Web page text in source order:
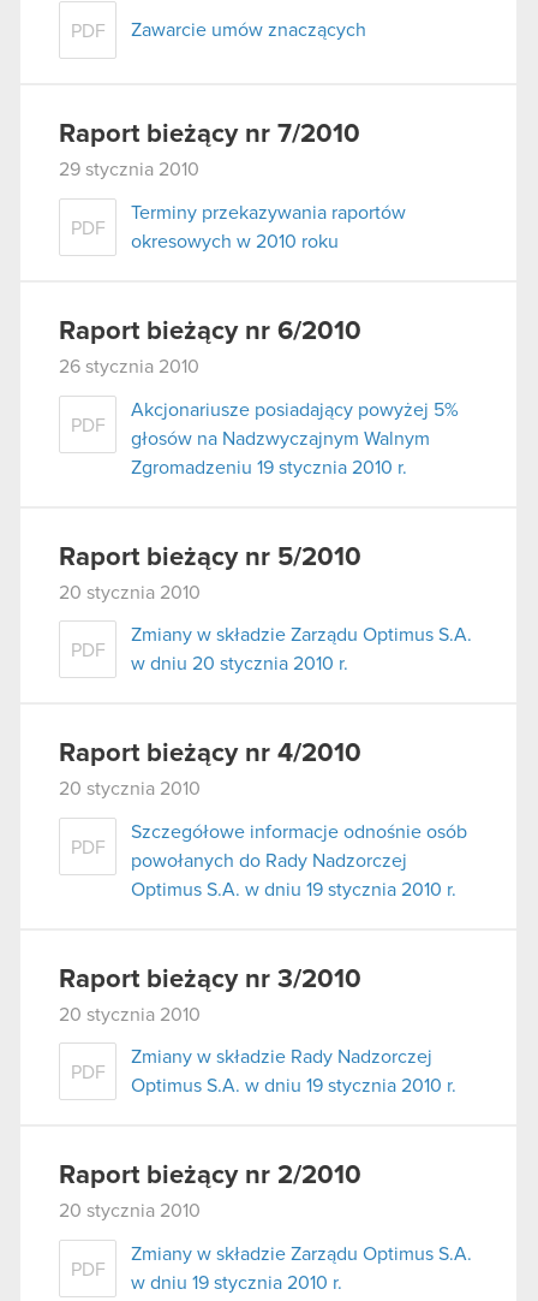
PDF Zawarcie umów znaczących
Raport bieżący nr 7/2010
29 stycznia 2010
PDF
Terminy przekazywania raportów
okresowych w 2010 roku
Raport bieżący nr 6/2010
26 stycznia 2010
PDF
Akcjonariusze posiadający powyżej 5%
głosów na Nadzwyczajnym Walnym
Zgromadzeniu 19 stycznia 2010 r.
Raport bieżący nr 5/2010
20 stycznia 2010
PDF
Zmiany w składzie Zarządu Optimus S.A.
w dniu 20 stycznia 2010 r.
Raport bieżący nr 4/2010
20 stycznia 2010
PDF
Szczegółowe informacje odnośnie osób
powołanych do Rady Nadzorczej
Optimus S.A. w dniu 19 stycznia 2010 r.
Raport bieżący nr 3/2010
20 stycznia 2010
PDF
Zmiany w składzie Rady Nadzorczej
Optimus S.A. w dniu 19 stycznia 2010 r.
Raport bieżący nr 2/2010
20 stycznia 2010
PDF
Zmiany w składzie Zarządu Optimus S.A.
w dniu 19 stycznia 2010 r.